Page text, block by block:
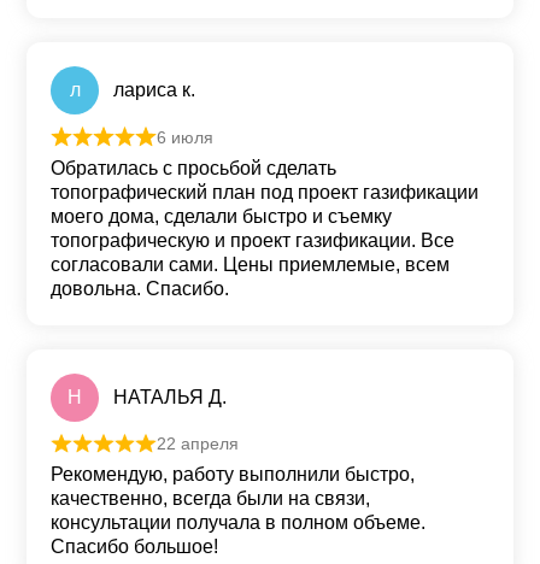
л лариса к.
Оценка 5из 5
6 июля
Обратилась с просьбой сделать
топографический план под проект газификации
моего дома, сделали быстро и съемку
топографическую и проект газификации. Все
согласовали сами. Цены приемлемые, всем
довольна. Спасибо.
Н НАТАЛЬЯ Д.
Оценка из 5
22 апреля
Рекомендую, работу выполнили быстро,
качественно, всегда были на связи,
консультации получала в полном объеме.
Спасибо большое!